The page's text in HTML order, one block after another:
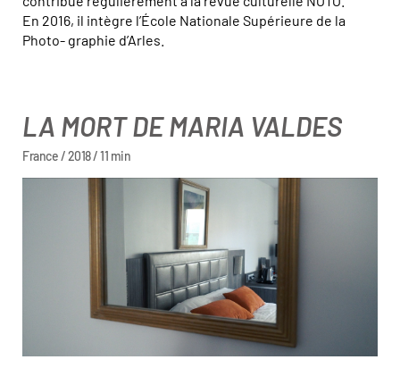
En 2016, il intègre l’École Nationale Supérieure de la
Photo- graphie d’Arles.
LA MORT DE MARIA VALDES
France / 2018 / 11 min